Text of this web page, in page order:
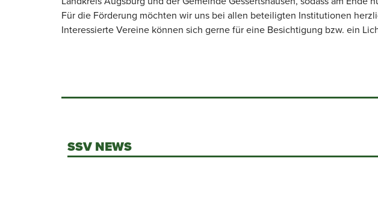
Für die Förderung möchten wir uns bei allen beteiligten Institutionen
Interessierte Vereine können sich gerne für eine Besichtigung bzw. ein
SSV NEWS